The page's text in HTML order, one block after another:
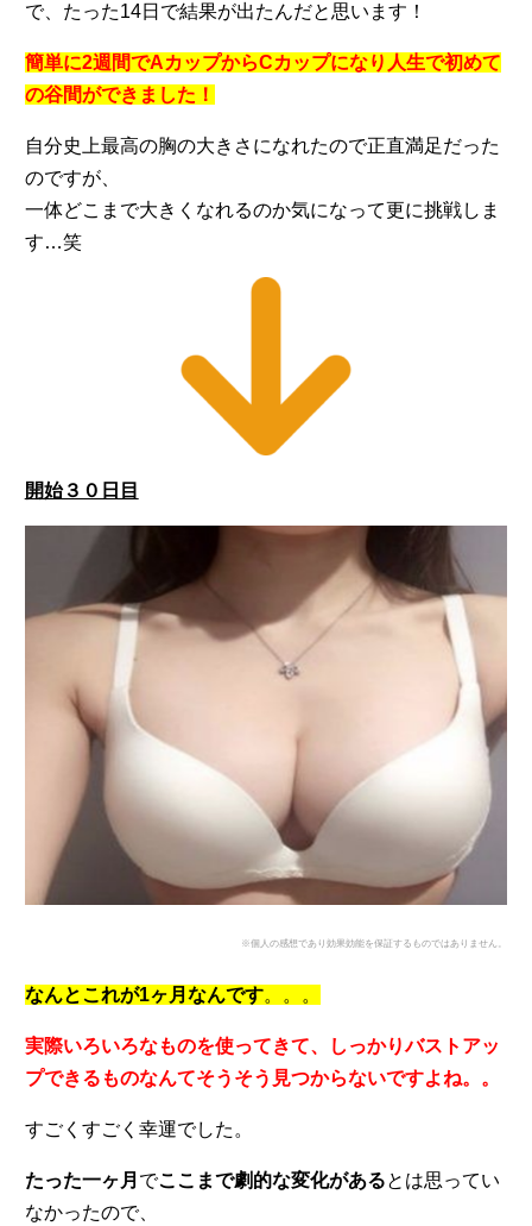
で、たった14日で結果が出たんだと思います！
簡単に2週間でAカップからCカップになり人生で初めて
の谷間ができました！
自分史上最高の胸の大きさになれたので正直満足だった
のですが、
一体どこまで大きくなれるのか気になって更に挑戦しま
す…笑
開始３０日目
※個人の感想であり効果効能を保証するものではありません。
なんとこれが1ヶ月なんです。。。
実際いろいろなものを使ってきて、しっかりバストアッ
プできるものなんてそうそう見つからないですよね。。
すごくすごく幸運でした。
たった一ヶ月 でここまで劇的な変化があるとは思ってい
なかったので、